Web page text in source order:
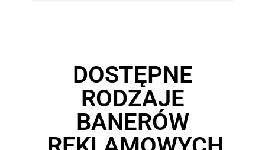
DOSTĘPNE
RODZAJE
BANERÓW